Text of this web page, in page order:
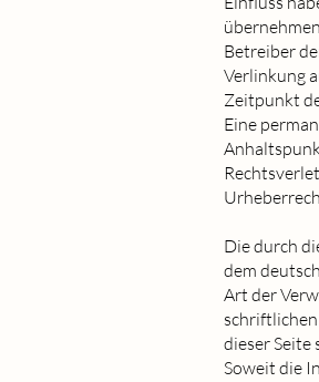
Betreiber
Verlinkung
Zeitpunkt
Eine
Die durch
dem
Art der
dieser
Soweit die